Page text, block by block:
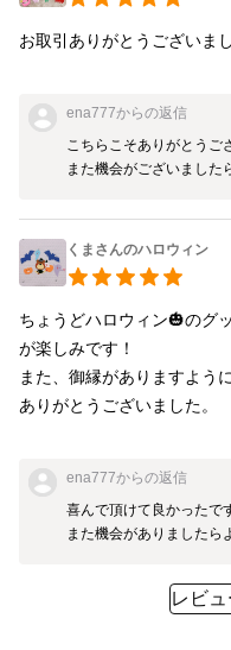
お取引ありがとうございま
ena777からの返信
こちらこそありがとうご
また機会がございました
くまさんのハロウィン
ちょうどハロウィン🎃のグ
が楽しみです！
また、御縁がありますよう
ena777からの返信
喜んで頂けて良かったで
また機会がありましたら
レビ